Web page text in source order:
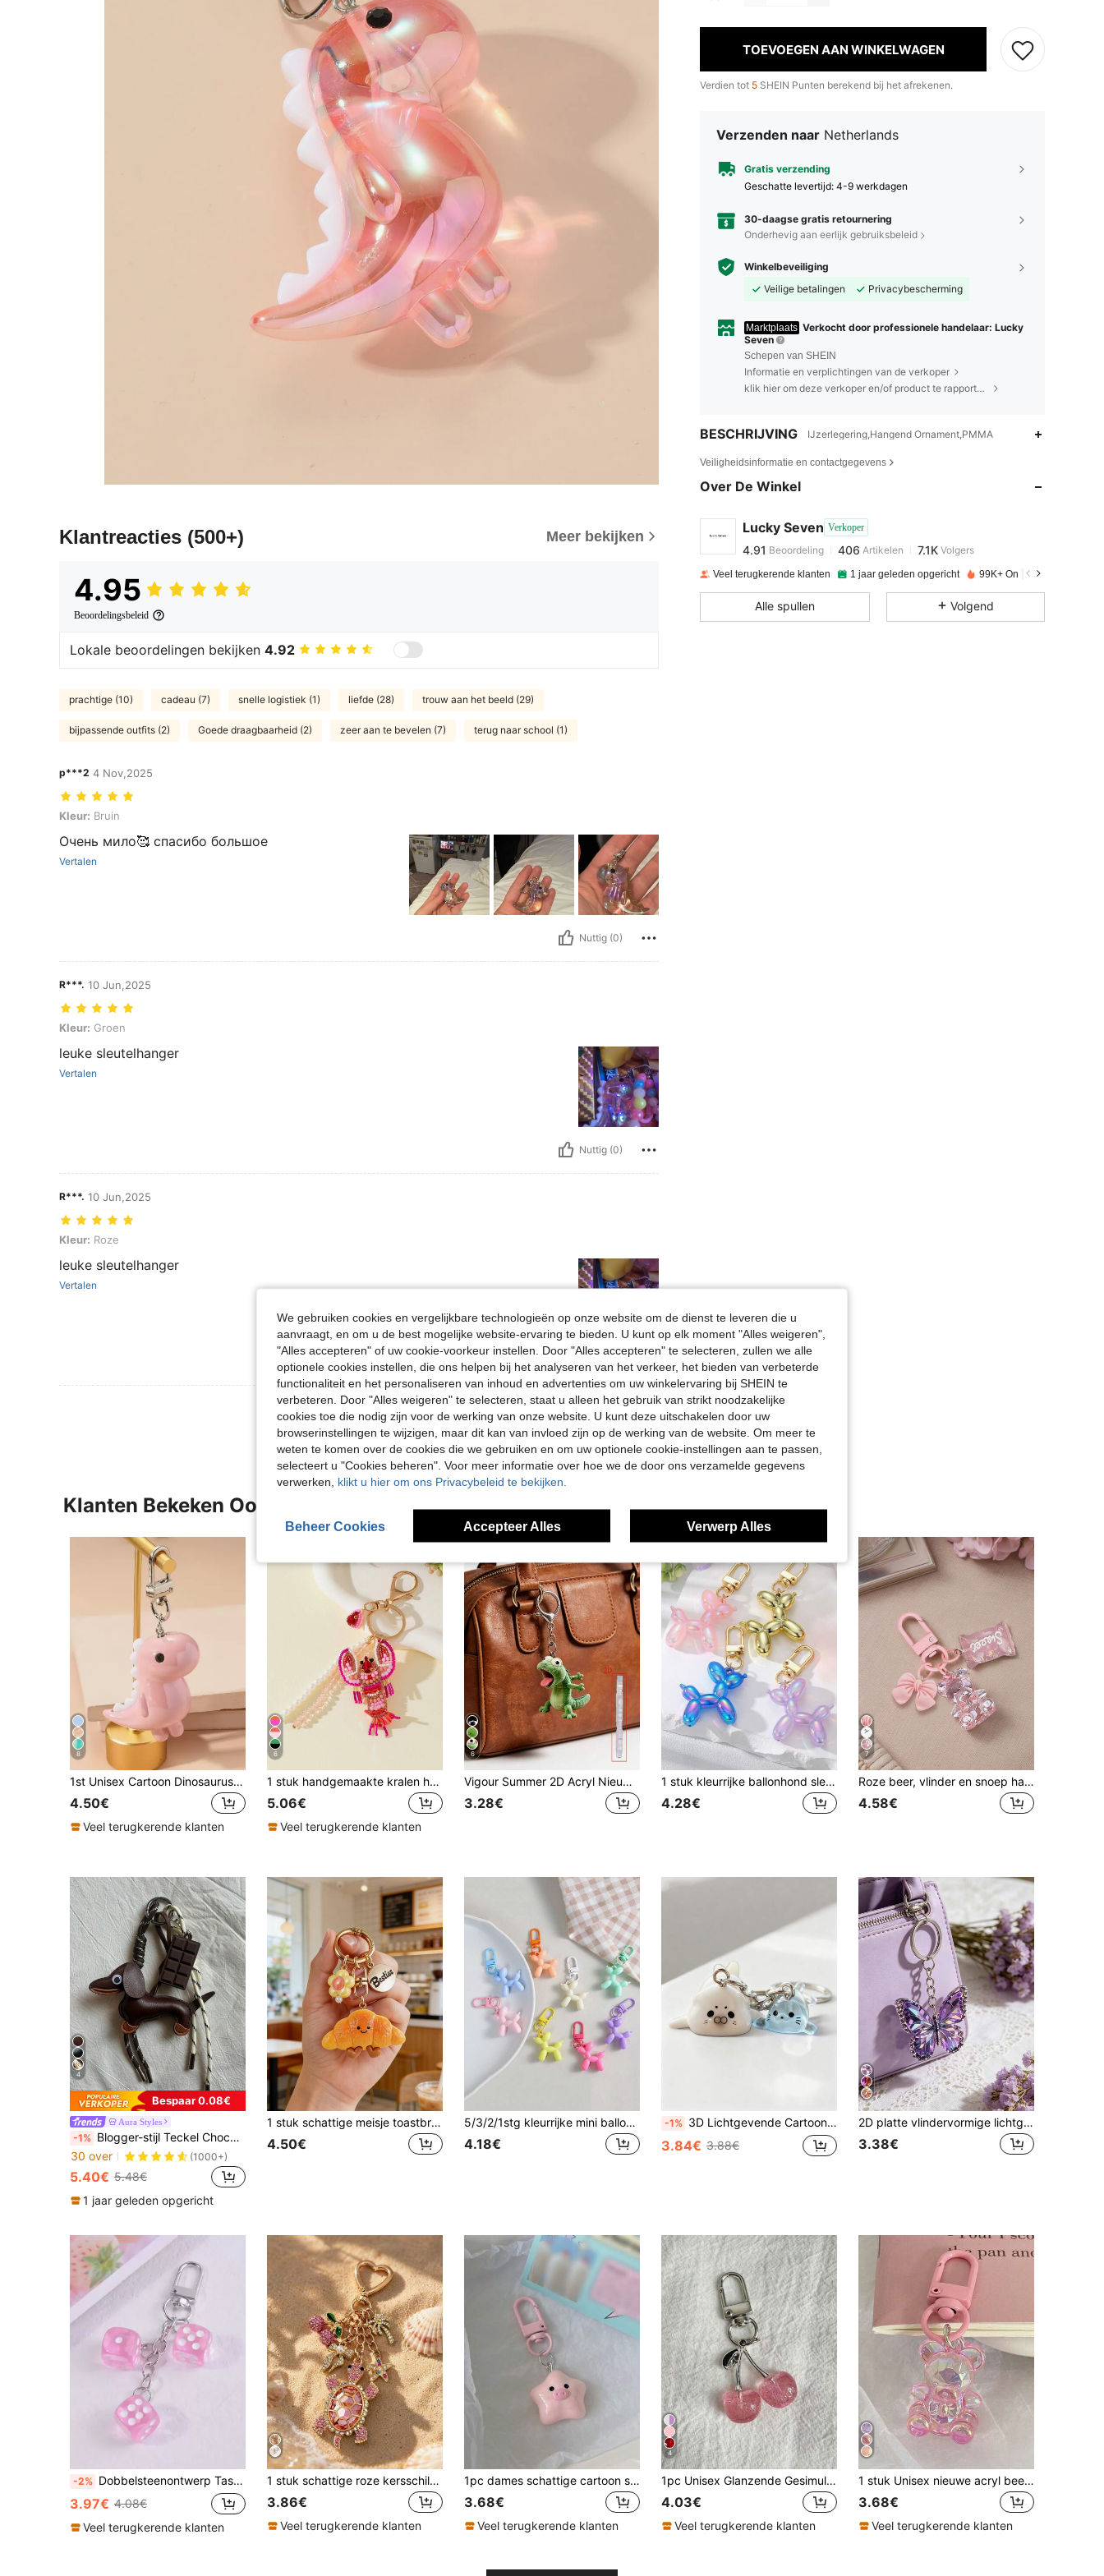
Klantreacties (500+) Meer bekijken
4.95
Beoordelingsbeleid
Lokale beoordelingen bekijken 4.92
prachtige (10) cadeau (7) snelle logistiek (1) liefde (28) trouw aan het beeld (29)
bijpassende outfits (2) Goede draagbaarheid (2) zeer aan te bevelen (7) terug naar school (1)
p***2 4 Nov,2025
Kleur: Bruin
Kleur: Bruin
Очень мило🥰 спасибо большое
Vertalen
Nuttig (0)
R***. 10 Jun,2025
Kleur: Groen
Kleur: Groen
leuke sleutelhanger
Vertalen
Nuttig (0)
R***. 10 Jun,2025
Kleur: Roze
Kleur: Roze
leuke sleutelhanger
Vertalen
Nuttig (0)
Meer Beoordelingen Bekijken
TOEVOEGEN AAN WINKELWAGEN
Verdien tot 5 SHEIN Punten berekend bij het afrekenen.
Verzenden naar Netherlands
Gratis verzending
Geschatte levertijd: 4-9 werkdagen
30-daagse gratis retournering
Onderhevig aan eerlijk gebruiksbeleid
Winkelbeveiliging
Veilige betalingen
Privacybescherming
Marktplaats Verkocht door professionele handelaar: Lucky
Seven
Schepen van SHEIN
Informatie en verplichtingen van de verkoper
klik hier om deze verkoper en/of product te rapporteren.
BESCHRIJVING IJzerlegering,Hangend Ornament,PMMA
Veiligheidsinformatie en contactgegevens
Over De Winkel
Lucky Seven Verkoper
4.91 406
4.91
4.91 406 7.1K
T***abetaalde1 dag geleden
4.91 406 7.1K
Veel terugkerende klanten 1 jaar geleden opgericht 99K+ Onlangs verkocht
Alle spullen Volgend
Klanten Bekeken Ook
8
1st Unisex Cartoon Dinosaurus Sleutelhanger, Glanzende Leuke Mini Dinosaurus Hanger Tas Charm, Ideaal Cadeau Voor Koppels & Vrienden
4.50€
Veel terugkerende klanten
6
1 stuk handgemaakte kralen hanger in de vorm van een kreeft, decoratieve bedel voor dameshandtas, festivalcadeau, afstuderen, lerarenwaardering, verjaardagscadeau, moedercadeau, Moederdagcadeau, vakantiebenodigdheden, afstudeercadeau, schattige sleutelhanger, sleutelhanger
5.06€
Veel terugkerende klanten
6
Vigour Summer 2D Acryl Nieuwe Hagedis Sleutelhanger, Grappige Decoratie, Rugzak Accessoire, Mode Hanger, Woondecoratie, Auto Decoratie en Hanger, Oortje Hanger, Tas Hanger, Accessoire Cadeau, Perfect Cadeau Voor Familie En Vrienden, Valentijnsdag Cadeau, Verjaardagscadeau, Feestcadeau, Jubileumcadeau, Bruiloftcadeau, Terug Naar School Cadeau, Afstudeercadeau, Lerarendag Cadeau
3.28€
1 stuk kleurrijke ballonhond sleutelhanger, portemonnee sleutelhanger hanger, tasbedel puppy ornament, dames autosleutelhanger hanger, Valentijnsdag cadeau
4.28€
7
Roze beer, vlinder en snoep hanger, strikdecoratie telefoonaccessoire - Snoepbeer sleutelhanger, kan aan tassen en sleutels worden gehangen - Geweldig cadeau voor klasgenoten en vrienden, realistische mini, minimalistische stijl, perfect voor bruiloften, feestdagen, dameshandtas, sleutelhanger, terug naar school, Dag van de Leraar
4.58€
4
Bespaar 0.08€
Aura Styles
-1% Blogger-stijl Teckel Chocoladekleur Niche Gepersonaliseerde Honkbal Autosleutel Sleutelhanger Tasbedel Koppel Geweven Touw Hanger
30 over
(1000+)
5.40€ 5.48€
1 jaar geleden opgericht
1 stuk schattige meisje toastbrood hamburger hanger sleutelhanger croissant voedsel bloem tasbedel cadeau
4.50€
5/3/2/1stg kleurrijke mini ballonhond sleutelhangers, roestvrij staal & plastic materiaal, cartoon dier thema, met karabijnhaak, unisex, schattige sleutelhanger, geschikt voor tassen, rugzakken, feestcadeaus, schattige & modieuze hondvormige sleutelhanger hanger cadeau
4.18€
-1% 3D Lichtgevende Cartoon Zeeleeuw Sleutelhangerset - Schattige Decoratieve Hanger, Unisex Perfect Vakantiecadeau, Sleutelhanger met Oceaanthema, Prachtige Tashanger, Geweldig Cadeau voor de Terug naar School-periode of de Vakantie
3.84€ 3.88€
2D platte vlindervormige lichtgewicht acryl sleutelhanger, modieuze hanger, woondecoratie, autodecoratie, oordopjeshouder, tashanger, perfect cadeau voor familie, vrienden, Valentijnsdag, verjaardag, feest, jubileum, Moederdag
3.38€
-2% Dobbelsteenontwerp Tasbedel Sleutelhanger Creatieve tashangers Tasaccessoires Cadeaus Valentijnsdag Stijlvol Voor tienermeisjes Vrouwen Studenten Leraren Kantoorpersoneel Nieuwelingen en kantoorpersoneel Cadeau Accessoires Decoratie Auto-accessoires Dames Sleutelhangerbedels Leuke sleutelhanger
3.97€ 4.08€
Veel terugkerende klanten
1 stuk schattige roze kersschildpad strass tasbedel, charmant strandaccessoire voor dames, schildpad, zeester, kers, palmboom sleutelhanger, auto-interieurdecoratie, strand- en reisaccessoire, bedel voor portemonnee/handtas/schooltas/rugzak, kamerdecoratie
3.86€
Veel terugkerende klanten
1pc dames schattige cartoon ster varken sleutelhanger, veelzijdige rugzak charme cadeau voor beste vriend
3.68€
Veel terugkerende klanten
4
1pc Unisex Glanzende Gesimuleerde Kers Sleutelhangers Modieuze Decoratieve Sleutelhanger/Tas Charm Geschenken Voor Vrouwen Valentijnsdag
4.03€
Veel terugkerende klanten
1 stuk Unisex nieuwe acryl beer sleutelhanger hanger, schattige beer telefoonhoesje bedel, veelzijdige tas/rugzak decoratie
3.68€
Veel terugkerende klanten
We gebruiken cookies en vergelijkbare technologieën op onze website om de dienst te leveren die u
aanvraagt, en om u de best mogelijke website-ervaring te bieden. U kunt op elk moment "Alles weigeren",
"Alles accepteren" of uw cookie-voorkeur instellen. Door "Alles accepteren" te selecteren, zullen we alle
optionele cookies instellen, die ons helpen bij het analyseren van het verkeer, het bieden van verbeterde
functionaliteit en het personaliseren van inhoud en advertenties om uw winkelervaring bij SHEIN te
verbeteren. Door "Alles weigeren" te selecteren, staat u alleen het gebruik van strikt noodzakelijke
cookies toe die nodig zijn voor de werking van onze website. U kunt deze uitschakelen door uw
browserinstellingen te wijzigen, maar dit kan van invloed zijn op de werking van de website. Om meer te
weten te komen over de cookies die we gebruiken en om uw optionele cookie-instellingen aan te passen,
selecteert u "Cookies beheren". Voor meer informatie over hoe we de door ons verzamelde gegevens
verwerken, klikt u hier om ons Privacybeleid te bekijken.
Beheer Cookies Accepteer Alles Verwerp Alles